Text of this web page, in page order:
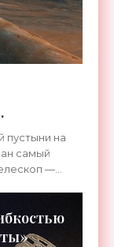
пустыни на
самый
—